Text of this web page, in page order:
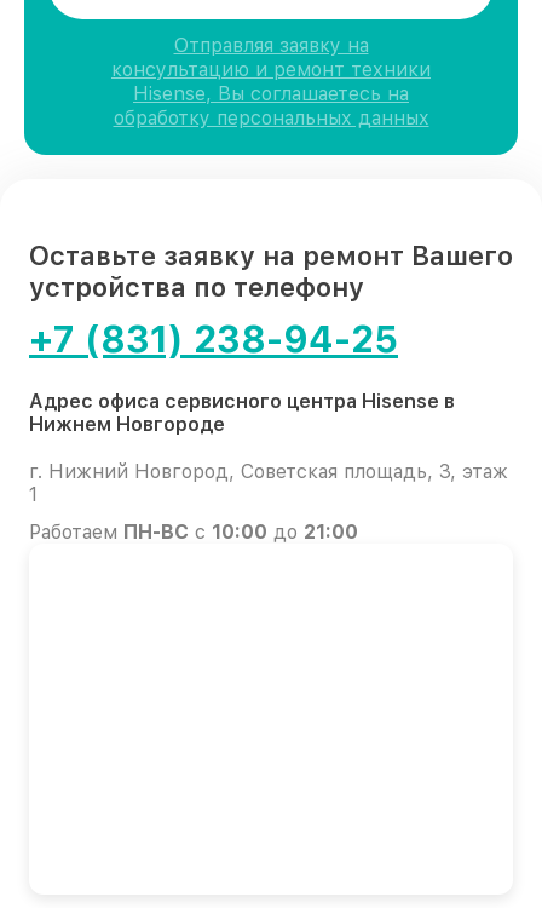
Отправляя заявку на
консультацию и ремонт техники
Hisense, Вы соглашаетесь на
обработку персональных данных
Оставьте заявку на ремонт Вашего
устройства по телефону
+7 (831) 238-94-25
Адрес офиса сервисного центра Hisense в
Нижнем Новгороде
г. Нижний Новгород, Советская площадь, 3, этаж
1
Работаем ПН-ВС с 10:00 до 21:00